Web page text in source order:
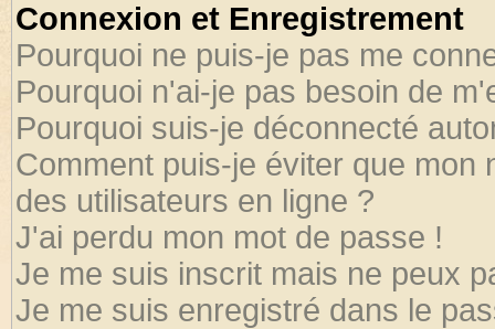
Connexion et Enregistrement
Pourquoi ne puis-je pas me
Pourquoi n'ai-je pas besoin de
Pourquoi suis-je déconnecté
Comment puis-je éviter que mon
des utilisateurs en ligne ?
J'ai perdu mon mot de passe !
Je me suis inscrit mais ne peux
Je me suis enregistré dans le